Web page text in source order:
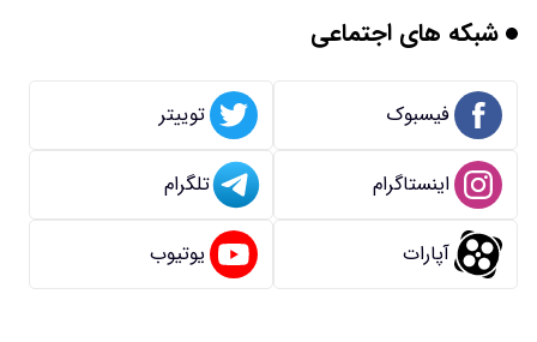
شبکه های اجتماعی
فیسبوک توییتر
اینستاگرام تلگرام
آپارات یوتیوب